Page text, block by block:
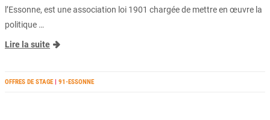
l’Essonne, est une association loi 1901 chargée de mettre en œuvre la
politique …
Lire la suite
OFFRES DE STAGE| 91-ESSONNE